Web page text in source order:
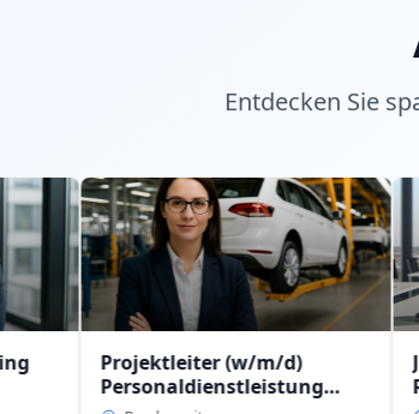
Entdecken Sie
Projektleiter (w/m/d)
Personaldienstleistung